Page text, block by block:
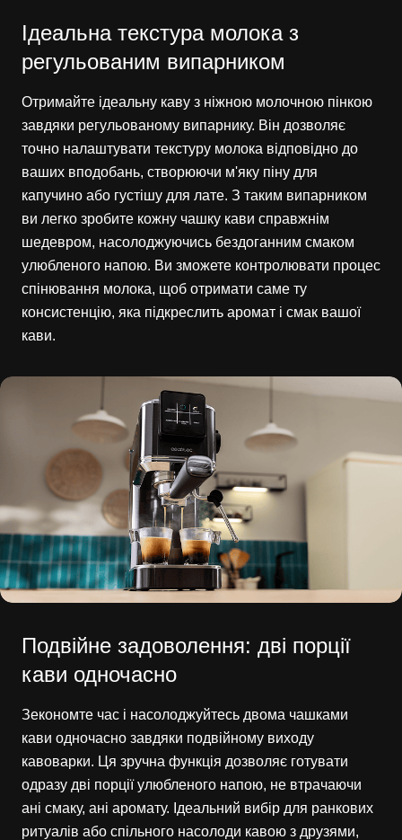
Ідеальна текстура молока з
регульованим випарником
Отримайте ідеальну каву з ніжною молочною пінкою
завдяки регульованому випарнику. Він дозволяє
точно налаштувати текстуру молока відповідно до
ваших вподобань, створюючи м'яку піну для
капучино або густішу для лате. З таким випарником
ви легко зробите кожну чашку кави справжнім
шедевром, насолоджуючись бездоганним смаком
улюбленого напою. Ви зможете контролювати процес
спінювання молока, щоб отримати саме ту
консистенцію, яка підкреслить аромат і смак вашої
кави.
Подвійне задоволення: дві порції
кави одночасно
Зекономте час і насолоджуйтесь двома чашками
кави одночасно завдяки подвійному виходу
кавоварки. Ця зручна функція дозволяє готувати
одразу дві порції улюбленого напою, не втрачаючи
ані смаку, ані аромату. Ідеальний вибір для ранкових
ритуалів або спільного насолоди кавою з друзями,